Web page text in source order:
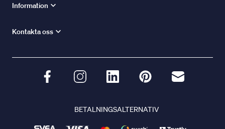
Information
Kontakta oss
BETALNINGSALTERNATIV